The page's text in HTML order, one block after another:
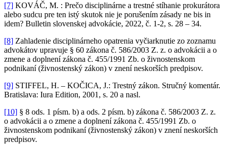
[7] KOVÁČ, M. : Prečo disciplinárne a trestné stíhanie prokurátora
alebo sudcu pre ten istý skutok nie je porušením zásady ne bis in
idem? Bulletin slovenskej advokácie, 2022, č. 1-2, s. 28 – 34.
[8] Zahladenie disciplinárneho opatrenia vyčiarknutie zo zoznamu
advokátov upravuje § 60 zákona č. 586/2003 Z. z. o advokácii a o
zmene a doplnení zákona č. 455/1991 Zb. o živnostenskom
podnikaní (živnostenský zákon) v znení neskorších predpisov.
[9] STIFFEL, H. – KOČICA, J.: Trestný zákon. Stručný komentár.
Bratislava: Iura Edition, 2001, s. 20 a nasl.
[10] § 8 ods. 1 písm. b) a ods. 2 písm. b) zákona č. 586/2003 Z. z.
o advokácii a o zmene a doplnení zákona č. 455/1991 Zb. o
živnostenskom podnikaní (živnostenský zákon) v znení neskorších
predpisov.